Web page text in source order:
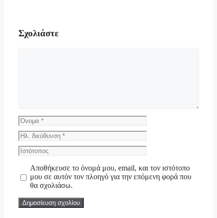
Σχολιάστε
Όνομα
Ηλ.
διεύθυνση
Ιστότοπος
Αποθήκευσε το όνομά μου, email, και τον ιστότοπο
μου σε αυτόν τον πλοηγό για την επόμενη φορά που
θα σχολιάσω.